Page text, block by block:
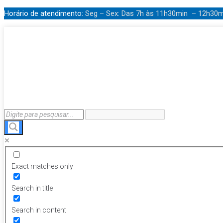
Horário de atendimento: Seg – Sex: Das 7h às 11h30min –
Exact matches only
Search in title
Search in content